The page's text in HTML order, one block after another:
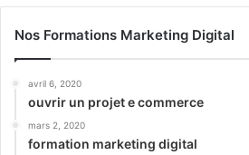
Nos Formations Marketing Digital
avril 6, 2020
ouvrir un projet e commerce
mars 2, 2020
formation marketing digital